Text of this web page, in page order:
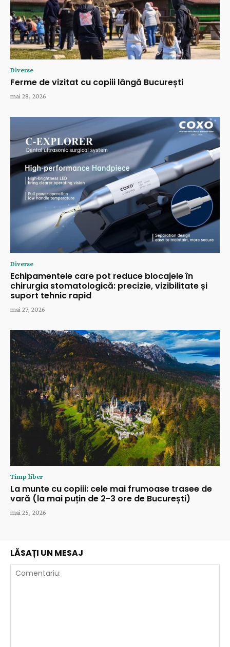
Diverse
Ferme de vizitat cu copiii lângă București
mai 28, 2026
Diverse
Echipamentele care pot reduce blocajele în
chirurgia stomatologică: precizie, vizibilitate și
suport tehnic rapid
mai 27, 2026
Timp liber
La munte cu copiii: cele mai frumoase trasee de
vară (la mai puțin de 2-3 ore de București)
mai 25, 2026
LĂSAȚI UN MESAJ